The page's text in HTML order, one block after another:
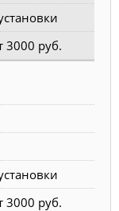
3000 руб.
3000 руб.